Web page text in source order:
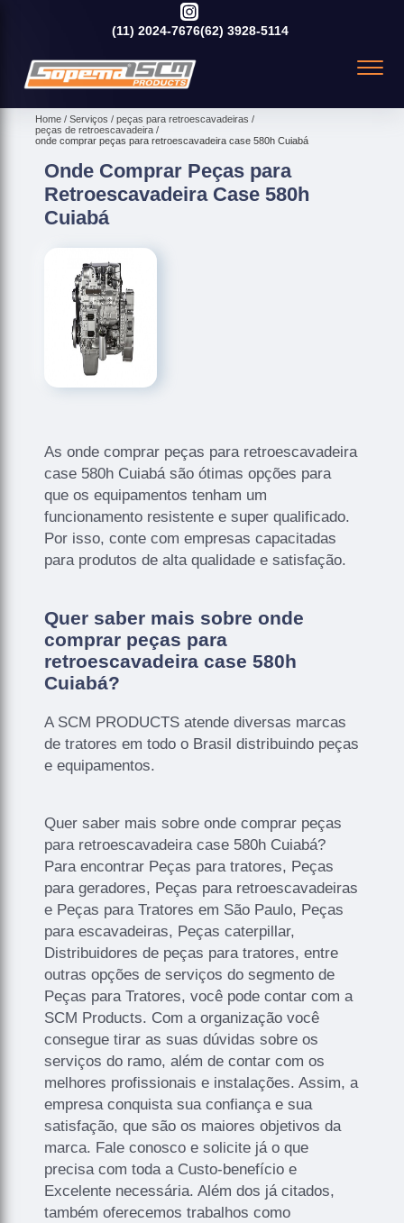
(11) 2024-7676(62) 3928-5114
Home Serviços
peças para retroescavadeiras
peças de retroescavadeira
onde comprar peças para retroescavadeira case 580h Cuiabá
Onde Comprar Peças para
Retroescavadeira Case 580h
Cuiabá
As onde comprar peças para retroescavadeira
case 580h Cuiabá são ótimas opções para
que os equipamentos tenham um
funcionamento resistente e super qualificado.
Por isso, conte com empresas capacitadas
para produtos de alta qualidade e satisfação.
Quer saber mais sobre onde
comprar peças para
retroescavadeira case 580h
Cuiabá?
A SCM PRODUCTS atende diversas marcas
de tratores em todo o Brasil distribuindo peças
e equipamentos.
Quer saber mais sobre onde comprar peças
para retroescavadeira case 580h Cuiabá?
Para encontrar Peças para tratores, Peças
para geradores, Peças para retroescavadeiras
e Peças para Tratores em São Paulo, Peças
para escavadeiras, Peças caterpillar,
Distribuidores de peças para tratores, entre
outras opções de serviços do segmento de
Peças para Tratores, você pode contar com a
SCM Products. Com a organização você
consegue tirar as suas dúvidas sobre os
serviços do ramo, além de contar com os
melhores profissionais e instalações. Assim, a
empresa conquista sua confiança e sua
satisfação, que são os maiores objetivos da
marca. Fale conosco e solicite já o que
precisa com toda a Custo-benefício e
Excelente necessária. Além dos já citados,
também oferecemos trabalhos como